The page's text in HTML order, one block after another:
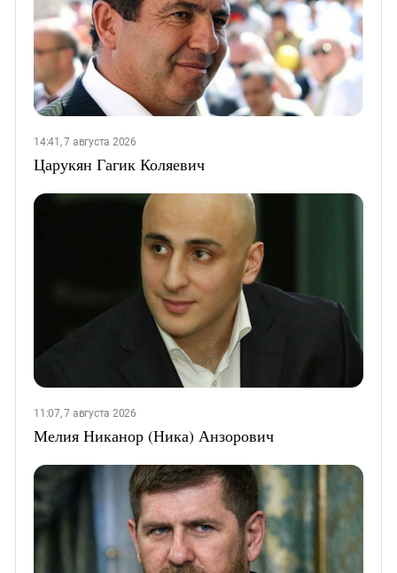
14:41, 7 августа 2026
Царукян Гагик Коляевич
11:07, 7 августа 2026
Мелия Никанор (Ника) Анзорович